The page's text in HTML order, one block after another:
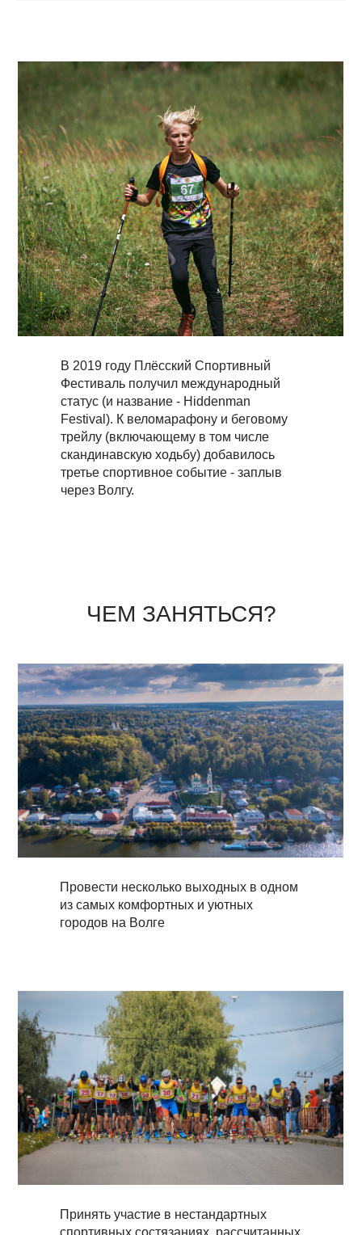
В 2019 году Плёсский Спортивный
Фестиваль получил международный
статус (и название - Hiddenman
Festival). К веломарафону и беговому
трейлу (включающему в том числе
скандинавскую ходьбу) добавилось
третье спортивное событие - заплыв
через Волгу.
ЧЕМ ЗАНЯТЬСЯ?
Провести несколько выходных в одном
из самых комфортных и уютных
городов на Волге
Принять участие в нестандартных